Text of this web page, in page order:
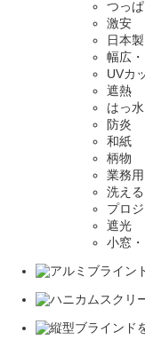
つっぱ
激安
日本製
幅広
UVカ
遮熱
はっ水
防炎
和紙
柄物
業務用
洗える
プロ
遮光
小窓